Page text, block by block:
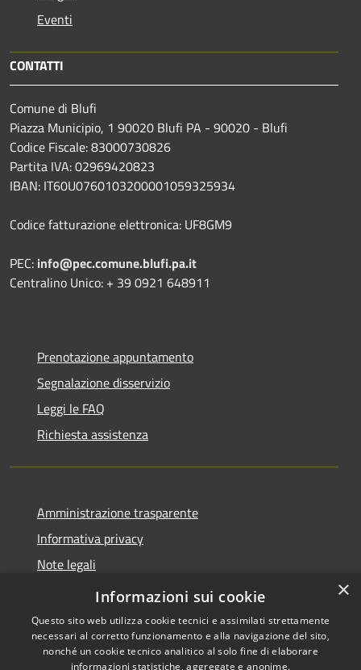
Eventi
CONTATTI
Comune di Blufi
Piazza Municipio, 1 90020 Blufi PA - 90020 - Blufi
Codice Fiscale: 83000730826
Partita IVA: 02969420823
IBAN: IT60U0760103200001059325934
Codice fatturazione elettronica: UF8GM9
PEC: info@pec.comune.blufi.pa.it
Centralino Unico: + 39 0921 648911
Prenotazione appuntamento
Segnalazione disservizio
Leggi le FAQ
Richiesta assistenza
Amministrazione trasparente
Informativa privacy
Note legali
Dichiarazione di accessibilità
×
Informazioni sui cookie
Questo sito web utilizza cookie tecnici e assimilati strettamente
necessari al corretto funzionamento e alla navigazione del sito,
nonché un cookie tecnico analitico al solo fine di elaborare
informazioni statistiche, aggregate e anonime.